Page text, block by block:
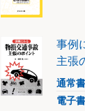
事例
主張
通常
電子